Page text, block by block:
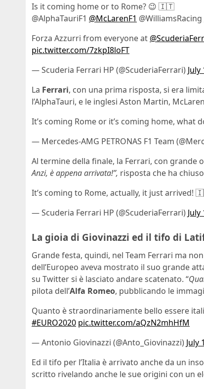
Is it coming home or to Rome? 😉 🇮🇹
@AlphaTauriF1 @McLarenF1 @WilliamsRacing
Forza Azzurri from everyone at
pic.twitter.com/7zkpI8loFT
— Scuderia Ferrari HP (@ScuderiaFerrari) July
La Ferrari, con una prima risposta, si era
l’AlphaTauri, e le inglesi Aston Martin,
It’s coming Rome or it’s coming home, what
— Mercedes-AMG PETRONAS F1 Team
Al termine della finale, la Ferrari, con grande
Anzi, è appena arrivata!”, risposta che ha
It’s coming to Rome, actually, it just arrived!
— Scuderia Ferrari HP (@ScuderiaFerrari) July
La gioia di Giovinazzi ed il tifo di
Grande festa, quindi, nel Team Ferrari ma
dell’Europeo aveva mostrato il suo grande
su Twitter si è lasciato andare scatenato. “
pilota dell’Alfa Romeo, pubblicando le
Quanto è straordinariamente bello essere
#EURO2020 pic.twitter.com/aQzN2mhHfM
— Antonio Giovinazzi (@Anto_Giovinazzi) July
Ed il tifo per l’Italia è arrivato anche da un
scritto rivelando anche le sue origini con un